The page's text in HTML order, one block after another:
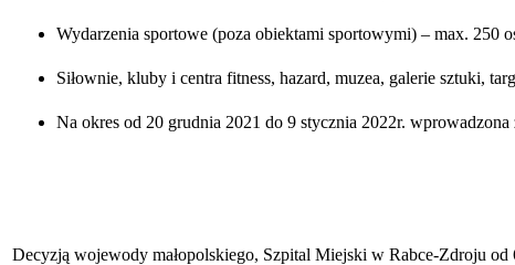
Wydarzenia sportowe (poza obiektami sportowymi) – max. 250
Siłownie, kluby i centra fitness, hazard, muzea, galerie sztuki,
Na okres od 20 grudnia 2021 do 9 stycznia 2022r. wprowadzona
Decyzją wojewody małopolskiego, Szpital Miejski w Rabce-Zdroju